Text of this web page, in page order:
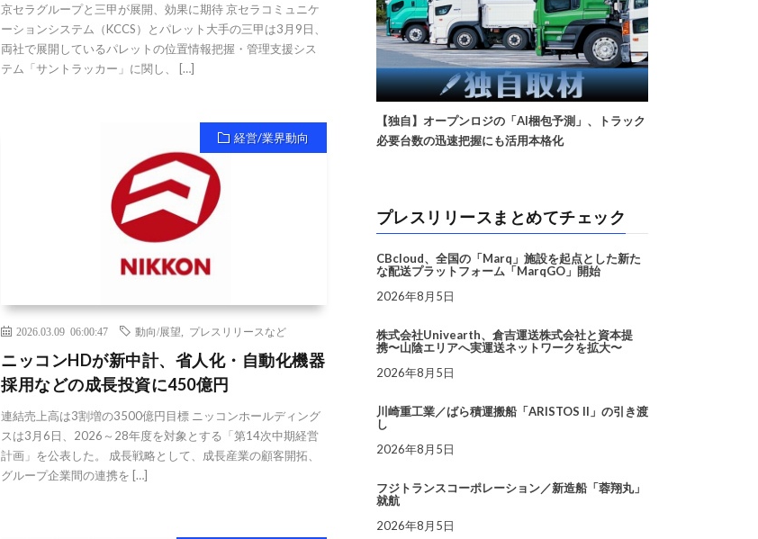
京セラグループと三甲が展開、効果に期待 京セラコミュニケ
ーションシステム（KCCS）とパレット大手の三甲は3月9日、
両社で展開しているパレットの位置情報把握・管理支援シス
テム「サントラッカー」に関し、 […]
経営/業界動向
2026.03.09 06:00:47 動向/展望 プレスリリースなど
ニッコンHDが新中計、省人化・自動化機器
採用などの成長投資に450億円
連結売上高は3割増の3500億円目標 ニッコンホールディング
スは3月6日、2026～28年度を対象とする「第14次中期経営
計画」を公表した。 成長戦略として、成長産業の顧客開拓、
グループ企業間の連携を […]
【独自】オープンロジの「AI梱包予測」、トラック
必要台数の迅速把握にも活用本格化
プレスリリースまとめてチェック
CBcloud、全国の「Marq」施設を起点とした新た
な配送プラットフォーム「MarqGO」開始
2026年8月5日
株式会社Univearth、倉吉運送株式会社と資本提
携〜山陰エリアへ実運送ネットワークを拡大〜
2026年8月5日
川崎重工業／ばら積運搬船「ARISTOS II」の引き渡
し
2026年8月5日
フジトランスコーポレーション／新造船「蓉翔丸」
就航
2026年8月5日